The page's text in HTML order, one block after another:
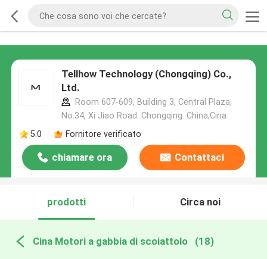
Tellhow Technology (Chongqing) Co.,
Ltd.
Room 607-609, Building 3, Central Plaza,
No.34, Xi Jiao Road. Chongqing. China,Cina
5.0
Fornitore verificato
chiamare ora Contattaci
prodotti Circa noi
Cina Motori a gabbia di scoiattolo (18)